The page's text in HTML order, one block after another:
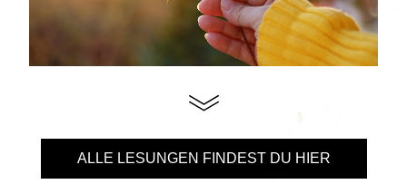
ALLE LESUNGEN FINDEST DU HIER